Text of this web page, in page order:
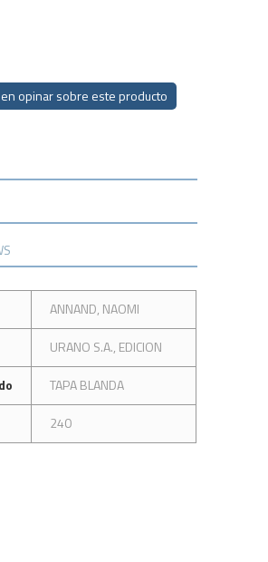
opinar sobre este producto
ANNAND, NAOMI
URANO S.A., EDICION
TAPA BLANDA
240